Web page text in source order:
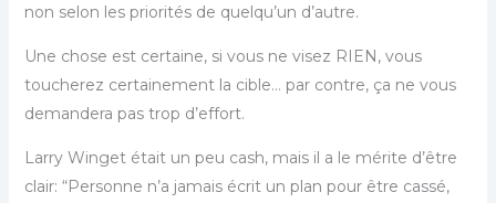
non selon les priorités de quelqu’un d’autre.
Une chose est certaine, si vous ne visez RIEN, vous
toucherez certainement la cible… par contre, ça ne vous
demandera pas trop d’effort.
Larry Winget était un peu cash, mais il a le mérite d’être
clair: “Personne n’a jamais écrit un plan pour être cassé,